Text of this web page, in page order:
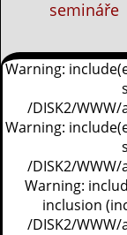
semináře
Warning:
/DISK2/
Warning:
/DISK2/
Warning:
inclusion
/DISK2/